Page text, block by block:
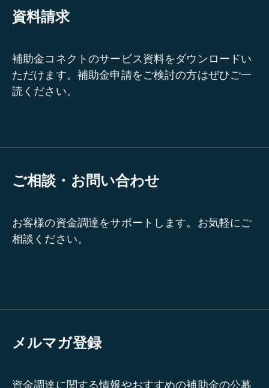
資料請求
補助金コネクトのサービス資料をダウンロードい
ただけます。補助金申請をご検討の方はぜひご一
読ください。
ご相談・お問い合わせ
お客様の資金調達をサポートします。お気軽にご
相談ください。
メルマガ登録
資金調達に関する情報やおすすめの補助金の公募